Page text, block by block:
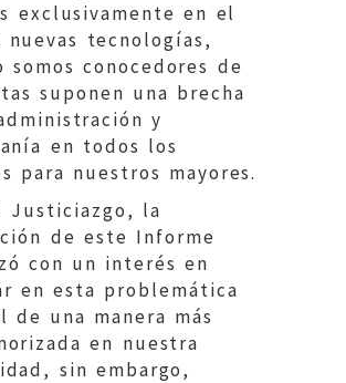
exclusivamente en el
nuevas tecnologías,
somos conocedores de
suponen una brecha
y
en todos los
para nuestros mayores.
Justiciazgo, la
de este Informe
con un interés en
en esta problemática
de una manera más
en nuestra
sin embargo,